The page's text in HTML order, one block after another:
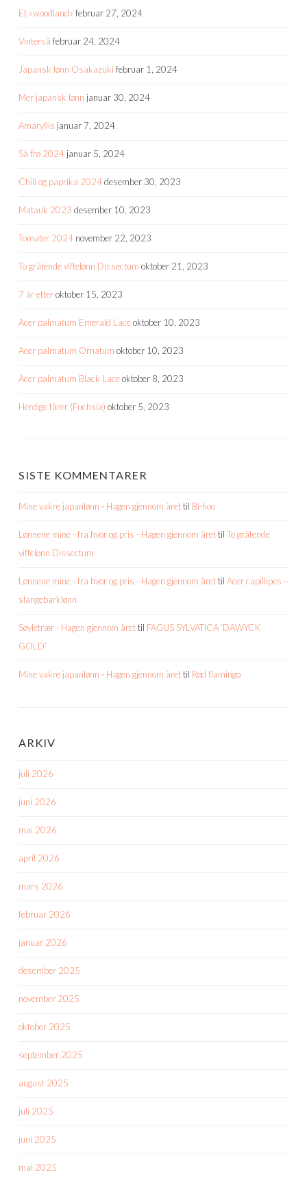
Et «woodland» februar 27, 2024
Vinterså februar 24, 2024
Japansk lønn Osakazuki februar 1, 2024
Mer japansk lønn januar 30, 2024
Amaryllis januar 7, 2024
Så frø 2024 januar 5, 2024
Chili og paprika 2024desember 30, 2023
Matauk 2023 desember 10, 2023
Tomater 2024 november 22, 2023
To gråtende viftelønn Dissectum oktober 21, 2023
7 år etteroktober 15, 2023
Acer palmatum Emerald Laceoktober 10, 2023
Acer palmatum Ornatum oktober 10, 2023
Acer palmatum Black Laceoktober 8, 2023
Herdige tårer (Fuchsia) oktober 5, 2023
SISTE KOMMENTARER
Mine vakre japanlønn - Hagen gjennom årettil Bi-hoo
Lønnene mine - fra hvor og pris - Hagen gjennom årettil To gråtende
viftelønn Dissectum
Lønnene mine - fra hvor og pris - Hagen gjennom årettil Acer capillipes –
slangebarklønn
Søyletrær - Hagen gjennom årettil FAGUS SYLVATICA ‘DAWYCK
GOLD’
Mine vakre japanlønn - Hagen gjennom årettil Rød flamingo
ARKIV
juli 2026
juni 2026
mai 2026
april 2026
mars 2026
februar 2026
januar 2026
desember 2025
november 2025
oktober 2025
september 2025
august 2025
juli 2025
juni 2025
mai 2025